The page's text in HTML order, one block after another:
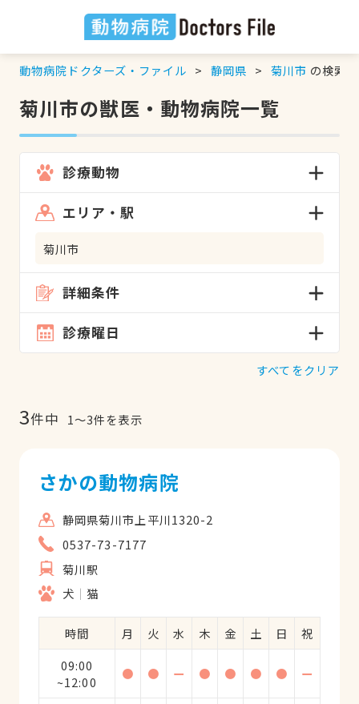
動物病院ドクターズ・ファイル 静岡県 菊川市 の検索
菊川市の獣医・動物病院一覧
診療動物
エリア・駅
菊川市
詳細条件
診療曜日
すべてをクリア
3件中 1〜3件を表示
さかの動物病院
静岡県菊川市上平川1320-2
0537-73-7177
菊川駅
犬
猫
時間 月 火 水 木 金 土 日
祝
09:00
~12:00
● ● ー ● ● ● ● ー